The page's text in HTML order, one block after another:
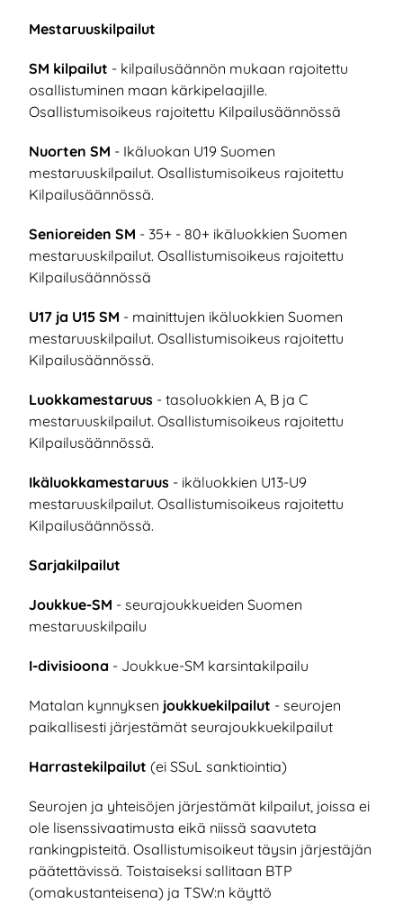
Mestaruuskilpailut
SM kilpailut - kilpailusäännön mukaan rajoitettu
osallistuminen maan kärkipelaajille.
Osallistumisoikeus rajoitettu Kilpailusäännössä
Nuorten SM - Ikäluokan U19 Suomen
mestaruuskilpailut. Osallistumisoikeus rajoitettu
Kilpailusäännössä.
Senioreiden SM - 35+ - 80+ ikäluokkien Suomen
mestaruuskilpailut. Osallistumisoikeus rajoitettu
Kilpailusäännössä
U17 ja U15 SM - mainittujen ikäluokkien Suomen
mestaruuskilpailut. Osallistumisoikeus rajoitettu
Kilpailusäännössä.
Luokkamestaruus - tasoluokkien A, B ja C
mestaruuskilpailut. Osallistumisoikeus rajoitettu
Kilpailusäännössä.
Ikäluokkamestaruus - ikäluokkien U13-U9
mestaruuskilpailut. Osallistumisoikeus rajoitettu
Kilpailusäännössä.
Sarjakilpailut
Joukkue-SM - seurajoukkueiden Suomen
mestaruuskilpailu
I-divisioona - Joukkue-SM karsintakilpailu
Matalan kynnyksen joukkuekilpailut - seurojen
paikallisesti järjestämät seurajoukkuekilpailut
Harrastekilpailut (ei SSuL sanktiointia)
Seurojen ja yhteisöjen järjestämät kilpailut, joissa ei
ole lisenssivaatimusta eikä niissä saavuteta
rankingpisteitä. Osallistumisoikeut täysin järjestäjän
päätettävissä. Toistaiseksi sallitaan BTP
(omakustanteisena) ja TSW:n käyttö